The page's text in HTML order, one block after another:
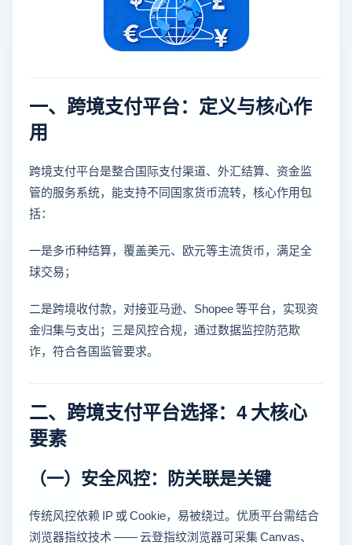
一、跨境支付平台：定义与核心作
用
跨境支付平台是整合国际支付渠道、外汇结算、资金监
管的服务系统，能支持不同国家货币流转，核心作用包
括：
一是多币种结算，覆盖美元、欧元等主流货币，满足全
球交易；
二是跨境收付款，对接亚马逊、Shopee 等平台，实现资
金归集与支出；三是风控合规，通过数据监控防范欺
诈，符合各国监管要求。
二、跨境支付平台选择：4 大核心
要素
（一）安全风控：防关联是关键
传统风控依赖 IP 或 Cookie，易被绕过。优质平台需结合
浏览器指纹技术 —— 云登指纹浏览器可采集 Canvas、